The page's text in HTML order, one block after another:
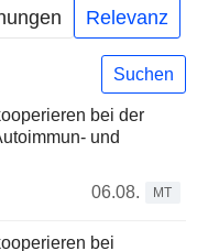
Relevanz
Suchen
bei der
und
06.08.
MT
bei